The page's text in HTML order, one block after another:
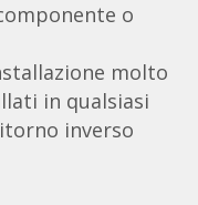
o
molto
in qualsiasi
inverso